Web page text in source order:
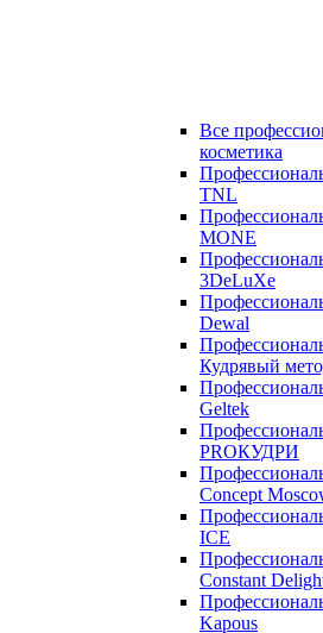
Все
косметика
TNL
MONE
3DeLuXe
Dewal
Кудрявый
Geltek
PROКУДРИ
Concept
ICE
Constant
Kapous